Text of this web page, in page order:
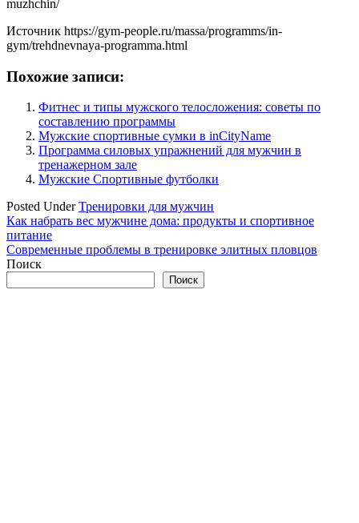
muzhchin/
Источник https://gym-people.ru/massa/programms/in-
gym/trehdnevnaya-programma.html
Похожие записи:
Фитнес и типы мужского телосложения: советы по
составлению программы
Мужские спортивные сумки в inCityName
Программа силовых упражнений для мужчин в
тренажерном зале
Мужские Спортивные футболки
Posted UnderТренировки для мужчин
Навигация
по
записям
Как набрать вес мужчине дома: продукты и спортивное
питание
Современные проблемы в тренировке элитных пловцов
Поиск
Поиск